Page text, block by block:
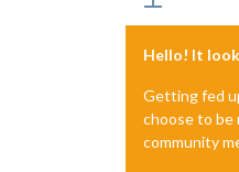
Hello! It
Getting fed
choose to be
community